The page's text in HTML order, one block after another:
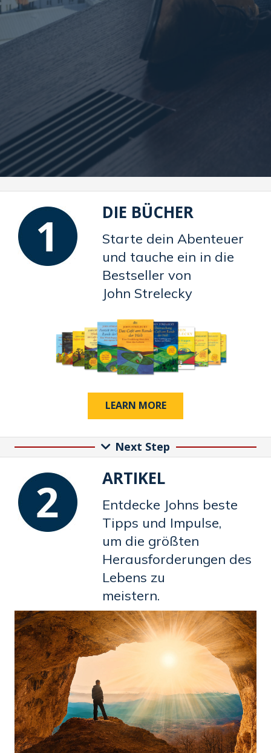
DIE BÜCHER
Starte dein Abenteuer
und tauche ein in die
Bestseller von
John Strelecky
LEARN MORE
Next Step
ARTIKEL
Entdecke Johns beste
Tipps und Impulse,
um die größten
Herausforderungen des
Lebens zu
meistern.